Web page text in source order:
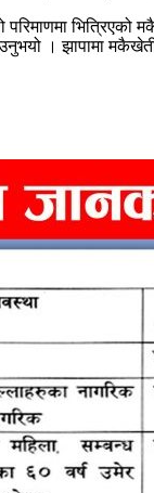
। झापामा